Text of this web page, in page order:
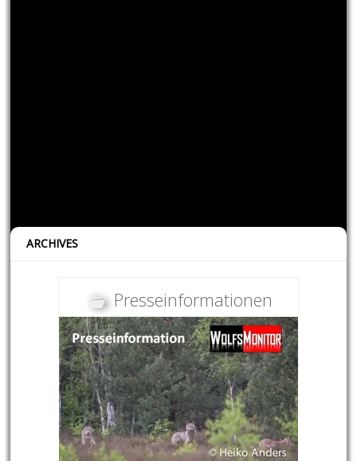
ARCHIVES
Presseinformationen